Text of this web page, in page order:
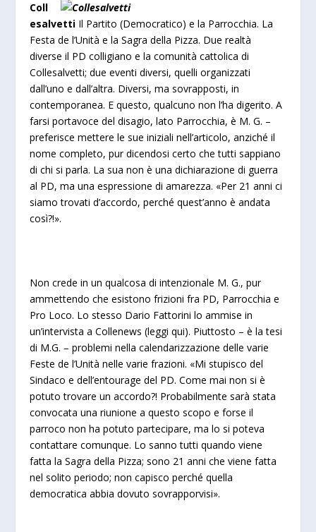
Coll
esalvetti Il Partito (Democratico) e la Parrocchia. La
Festa de l’Unità e la Sagra della Pizza. Due realtà
diverse il PD colligiano e la comunità cattolica di
Collesalvetti; due eventi diversi, quelli organizzati
dall’uno e dall’altra. Diversi, ma sovrapposti, in
contemporanea. E questo, qualcuno non l’ha digerito. A
farsi portavoce del disagio, lato Parrocchia, è M. G. –
preferisce mettere le sue iniziali nell’articolo, anziché il
nome completo, pur dicendosi certo che tutti sappiano
di chi si parla. La sua non è una dichiarazione di guerra
al PD, ma una espressione di amarezza. «Per 21 anni ci
siamo trovati d’accordo, perché quest’anno è andata
così?!».
Non crede in un qualcosa di intenzionale M. G., pur
ammettendo che esistono frizioni fra PD, Parrocchia e
Pro Loco. Lo stesso Dario Fattorini lo ammise in
un’intervista a Collenews (leggi qui). Piuttosto – è la tesi
di M.G. – problemi nella calendarizzazione delle varie
Feste de l’Unità nelle varie frazioni. «Mi stupisco del
Sindaco e dell’entourage del PD. Come mai non si è
potuto trovare un accordo?! Probabilmente sarà stata
convocata una riunione a questo scopo e forse il
parroco non ha potuto partecipare, ma lo si poteva
contattare comunque. Lo sanno tutti quando viene
fatta la Sagra della Pizza; sono 21 anni che viene fatta
nel solito periodo; non capisco perché quella
democratica abbia dovuto sovrapporvisi».